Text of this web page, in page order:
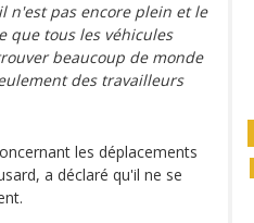
n'est pas encore plein et le
que tous les véhicules
beaucoup de monde
des travailleurs
les déplacements
a déclaré qu'il ne se